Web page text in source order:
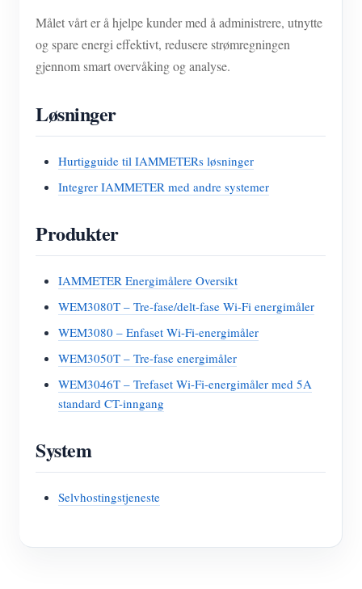
Målet vårt er å hjelpe kunder med å administrere, utnytte
og spare energi effektivt, redusere strømregningen
gjennom smart overvåking og analyse.
Løsninger
Hurtigguide til IAMMETERs løsninger
Integrer IAMMETER med andre systemer
Produkter
IAMMETER Energimålere Oversikt
WEM3080T – Tre-fase/delt-fase Wi-Fi energimåler
WEM3080 – Enfaset Wi-Fi-energimåler
WEM3050T – Tre-fase energimåler
WEM3046T – Trefaset Wi-Fi-energimåler med 5A
standard CT-inngang
System
Selvhostingstjeneste